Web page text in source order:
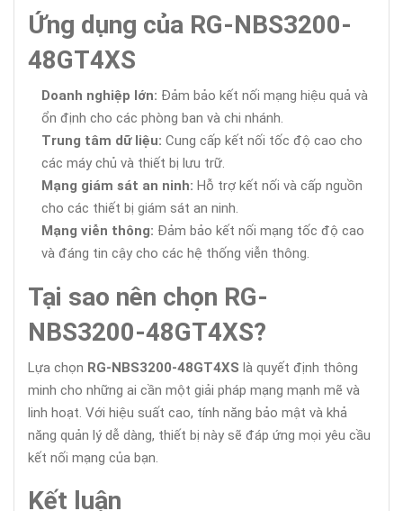
Ứng dụng của RG-NBS3200-
48GT4XS
Doanh nghiệp lớn: Đảm bảo kết nối mạng hiệu quả và
ổn định cho các phòng ban và chi nhánh.
Trung tâm dữ liệu: Cung cấp kết nối tốc độ cao cho
các máy chủ và thiết bị lưu trữ.
Mạng giám sát an ninh: Hỗ trợ kết nối và cấp nguồn
cho các thiết bị giám sát an ninh.
Mạng viễn thông: Đảm bảo kết nối mạng tốc độ cao
và đáng tin cậy cho các hệ thống viễn thông.
Tại sao nên chọn RG-
NBS3200-48GT4XS?
Lựa chọn RG-NBS3200-48GT4XS là quyết định thông
minh cho những ai cần một giải pháp mạng mạnh mẽ và
linh hoạt. Với hiệu suất cao, tính năng bảo mật và khả
năng quản lý dễ dàng, thiết bị này sẽ đáp ứng mọi yêu cầu
kết nối mạng của bạn.
Kết luận